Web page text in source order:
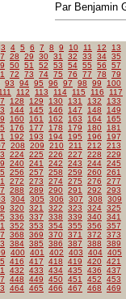
Par Benjamin
3 4 5 6 7 8 9 10 11 12
13
28 29 30 31 32 33 34 35
50 51 52 53 54 55 56
57
72 73 74 75 76 77 78
79
93 94 95 96 97 98 99
100
111 112 113 114 115 116
117
128 129 130 131 132
133
144 145 146 147 148
149
160 161 162 163 164
165
176 177 178 179 180
181
192 193 194 195 196
197
208 209 210 211 212
213
224 225 226 227 228
229
240 241 242 243 244 245
256 257 258 259 260 261
272 273 274 275 276
277
288 289 290 291 292
293
304 305 306 307 308
309
320 321 322 323 324 325
336 337 338 339 340 341
352 353 354 355 356
357
368 369 370 371 372
373
384 385 386 387 388
389
400 401 402 403 404 405
416 417 418 419 420 421
432 433 434 435 436
437
448 449 450 451 452
453
464 465 466 467 468 469